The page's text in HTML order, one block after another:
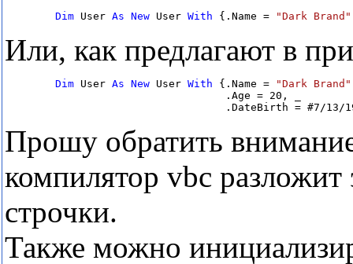
Dim User As New User With {.Name = "Dark Brand"
Или, как предлагают в
        Dim
User As New User With {.Name = "Dark Brand"
                                   .Age = 20, _
.DateBirth = #7/13/
Прошу обратить
компилятор vbc разложит
строчки.
Также можно